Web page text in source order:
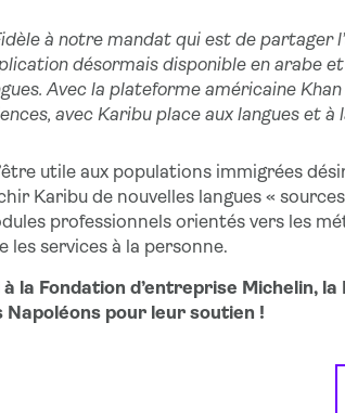
à notre mandat qui est de partager
désormais disponible en arabe
Avec la plateforme américaine
avec Karibu place aux langues et à
utile aux populations immigrées
Karibu de nouvelles langues «
professionnels orientés vers les
les services à la personne.
à la Fondation d’entreprise Michelin,
Napoléons pour leur soutien !